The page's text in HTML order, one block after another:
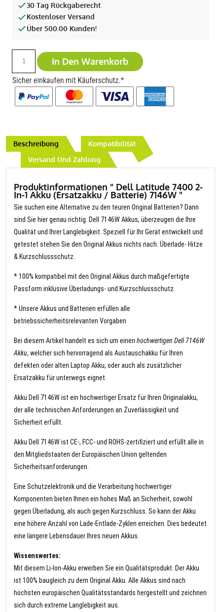
30 Tag Rückgaberecht
Kostenloser Versand
Über 500.00 Kunden!
In Den Warenkorb
Beschreibung
Kompatibilität
Versand Und Zahlung
Produktinformationen " Dell Latitude 7400 2-
In-1 Akku (Ersatzakku / Batterie) 7146W "
Sie suchen eine Alternative zu den teuren Original Batterien? Dann
sind Sie hier genau richtig. Dell 7146W Akkus, überzeugen die Ihre
Qualität und Ihrer Langlebigkeit. Speziell für Ihr Gerät entwickelt und
getestet stehen Sie den Original Akkus nichts nach. Überlade- Hitze
& Kurzschlussschutz.
* 100% kompatibel mit den Original Akkus durch maßgefertigte
Passform inklusive Überladungs- und Kurzschlussschutz.
* Unsere Akkus und Batterien erfüllen alle
betriebssicherheitsrelevanten Vorgaben
Bei diesem Artikel handelt es sich um einen hochwertigen Dell 7146W
Akku, welcher sich hervorragend als Austauschakku für Ihren
defekten oder alten Laptop Akku, oder auch als zusätzlicher
Ersatzakku für unterwegs eignet.
Akku Dell 7146W ist ein hochwertiger Ersatz für Ihren Originalakku,
der alle technischen Anforderungen an Zuverlässigkeit und
Sicherheit erfüllt.
Akku Dell 7146W ist CE-, FCC- und ROHS-zertifiziert und erfüllt alle in
den Mitgliedstaaten der Europäischen Union geltenden
Sicherheitsanforderungen.
Eine Schutzelektronik und die Verarbeitung hochwertiger
Komponenten bieten Ihnen ein hohes Maß an Sicherheit, sowohl
gegen Überladung, als auch gegen Kurzschluss. So kann der Akku
eine höhere Anzahl von Lade-Entlade-Zyklen erreichen. Dies bedeutet
eine längere Lebensdauer Ihres neuen Akkus.
Wissenswertes:
Mit diesem Li-Ion-Akku erwerben Sie ein Qualitätsprodukt. Der Akku
ist 100% baugleich zu dem Original Akku. Alle Akkus sind nach
höchsten europäischen Qualitätsstandards hergestellt und zeichnen
sich durch extreme Langlebigkeit aus.